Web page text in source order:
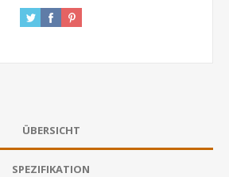
ÜBERSICHT
SPEZIFIKATION